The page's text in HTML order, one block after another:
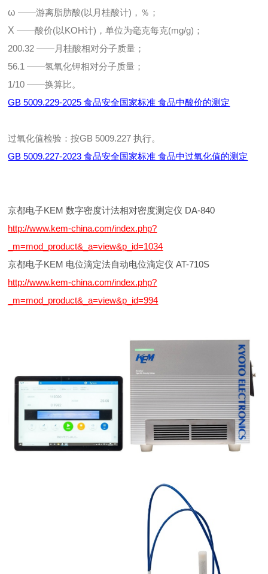
ω ——游离脂肪酸(以月桂酸计)，％；
X——酸价(以KOH计)，单位为毫克每克(mg/g)；
200.32 ——月桂酸相对分子质量；
56.1 ——氢氧化钾相对分子质量；
1/10 ——换算比。
GB 5009.229-2025 食品安全国家标准 食品中酸价的测定
过氧化值检验：按GB 5009.227 执行。
GB 5009.227-2023 食品安全国家标准 食品中过氧化值的测定
京都电子KEM 数字密度计法相对密度测定仪 DA-840
http://www.kem-china.com/index.php?
_m=mod_product&_a=view&p_id=1034
京都电子KEM 电位滴定法自动电位滴定仪 AT-710S
http://www.kem-china.com/index.php?
_m=mod_product&_a=view&p_id=994